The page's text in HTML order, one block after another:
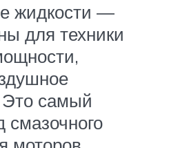
жидкости —
для техники
самый